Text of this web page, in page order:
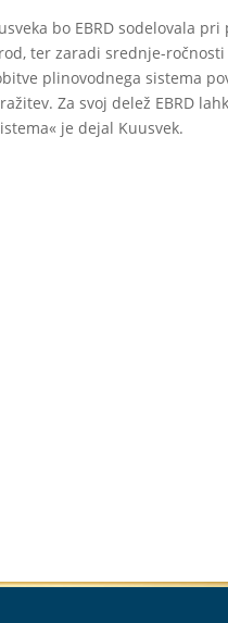
bo EBRD sodelovala
ter zaradi srednje-
plinovodnega sistema
Za svoj delež EBRD
je dejal Kuusvek.